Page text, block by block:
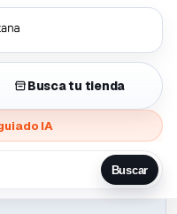
Busca tu tienda
IA
Buscar